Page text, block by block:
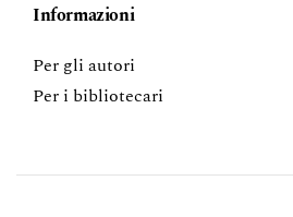
Informazioni
Per gli autori
Per i bibliotecari